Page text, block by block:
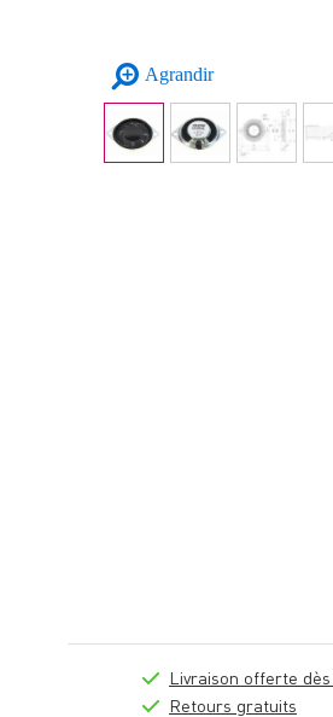
Agrandir
Livraison offerte
Retours gratuits